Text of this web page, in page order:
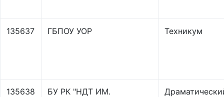
135637 ГБПОУ УОР Техникум
135638
БУ РК "НДТ ИМ.